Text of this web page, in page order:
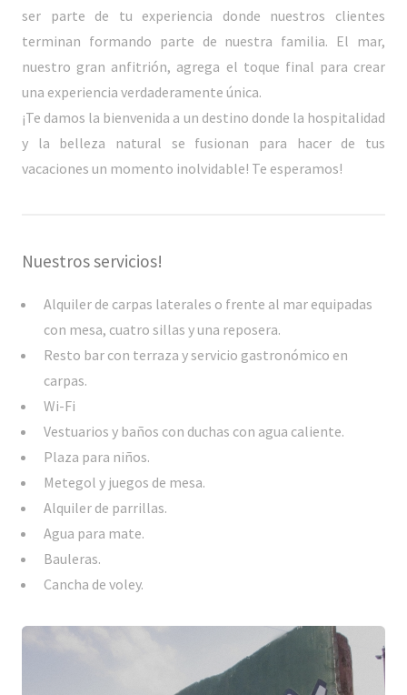
ser parte de tu experiencia donde nuestros clientes
terminan formando parte de nuestra familia. El mar,
nuestro gran anfitrión, agrega el toque final para crear
una experiencia verdaderamente única.
¡Te damos la bienvenida a un destino donde la hospitalidad
y la belleza natural se fusionan para hacer de tus
vacaciones un momento inolvidable! Te esperamos!
Nuestros servicios!
Alquiler de carpas laterales o frente al mar equipadas
con mesa, cuatro sillas y una reposera.
Resto bar con terraza y servicio gastronómico en
carpas.
Wi-Fi
Vestuarios y baños con duchas con agua caliente.
Plaza para niños.
Metegol y juegos de mesa.
Alquiler de parrillas.
Agua para mate.
Bauleras.
Cancha de voley.